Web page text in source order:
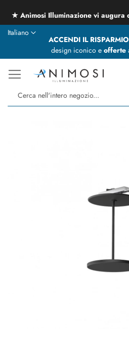
★ Animosi Illuminazione vi augura
ACCENDI IL
design iconico e offerte
Lingua
Italiano